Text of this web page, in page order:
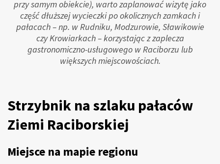
przy samym obiekcie), warto zaplanować wizytę jako
część dłuższej wycieczki po okolicznych zamkach i
pałacach – np. w Rudniku, Modzurowie, Sławikowie
czy Krowiarkach – korzystając z zaplecza
gastronomiczno-usługowego w Raciborzu lub
większych miejscowościach.
Strzybnik na szlaku pałaców
Ziemi Raciborskiej
Miejsce na mapie regionu